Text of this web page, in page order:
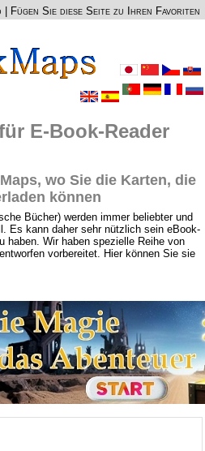
Fügen Sie diese Seite zu Ihren Favoriten
E-Book-Reader
wo Sie die Karten, die
können
Bücher) werden immer beliebter und
Es kann daher sehr nützlich sein eBook-
haben. Wir haben spezielle Reihe von
vorbereitet. Hier können Sie sie